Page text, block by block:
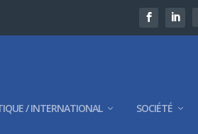
/ INTERNATIONAL SOCIÉTÉ